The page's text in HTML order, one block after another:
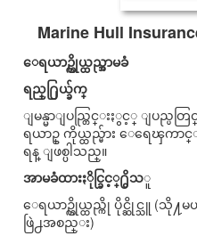
Marine Hull
ေရယာဥ္ကိုယ္ထည္အာမခံ
ရည္႐ြယ္ခ်က္
ျမန္မာျပည္တြင္းႏွင့္ ျပည္
ရယာဥ္ ကိုယ္ထည္မ်ား ေရေၾက
ရန္ ျဖစ္ပါသည္။
အာမခံထားႏိုင္ခြင့္႐ွိသူ
ေရယာဥ္ကိုယ္ထည္ကို ပိုင္ဆိုင္သူ (သို
ဖြဲ႕အစည္း)